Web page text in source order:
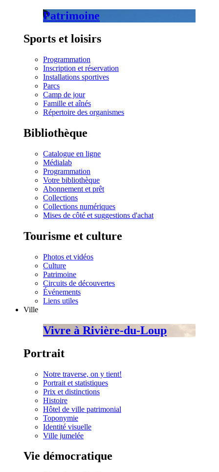
Patrimoine
Sports et loisirs
Programmation
Inscription et réservation
Installations sportives
Parcs
Camp de jour
Famille et aînés
Répertoire des organismes
Bibliothèque
Catalogue en ligne
Médialab
Programmation
Votre bibliothèque
Abonnement et prêt
Collections
Collections numériques
Mises de côté et suggestions d'achat
Tourisme et culture
Photos et vidéos
Culture
Patrimoine
Circuits de découvertes
Événements
Liens utiles
Ville
Vivre à Rivière-du-Loup
Portrait
Notre traverse, on y tient!
Portrait et statistiques
Prix et distinctions
Histoire
Hôtel de ville patrimonial
Toponymie
Identité visuelle
Ville jumelée
Vie démocratique